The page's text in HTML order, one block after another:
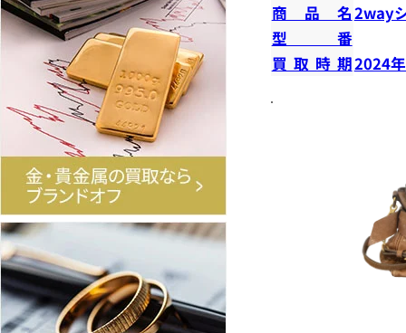
商品名2way
型番
買取時期2024